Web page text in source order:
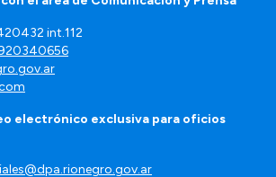
int.112
electrónico exclusiva para oficios